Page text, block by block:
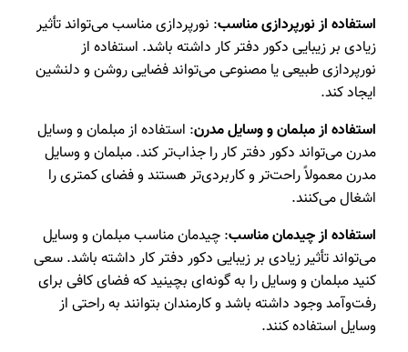
استفاده از نورپردازی مناسب: نورپردازی مناسب می‌تواند تأثیر
زیادی بر زیبایی دکور دفتر کار داشته باشد. استفاده از
نورپردازی طبیعی یا مصنوعی می‌تواند فضایی روشن و دلنشین
ایجاد کند.
استفاده از مبلمان و وسایل مدرن: استفاده از مبلمان و وسایل
مدرن می‌تواند دکور دفتر کار را جذاب‌تر کند. مبلمان و وسایل
مدرن معمولاً راحت‌تر و کاربردی‌تر هستند و فضای کمتری را
اشغال می‌کنند.
استفاده از چیدمان مناسب: چیدمان مناسب مبلمان و وسایل
می‌تواند تأثیر زیادی بر زیبایی دکور دفتر کار داشته باشد. سعی
کنید مبلمان و وسایل را به گونه‌ای بچینید که فضای کافی برای
رفت‌وآمد وجود داشته باشد و کارمندان بتوانند به راحتی از
وسایل استفاده کنند.